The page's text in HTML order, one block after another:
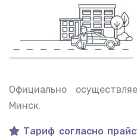
Официально
Минск.
Тариф согласно